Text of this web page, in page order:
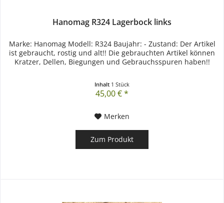
Hanomag R324 Lagerbock links
Marke: Hanomag Modell: R324 Baujahr: - Zustand: Der Artikel
ist gebraucht, rostig und alt!! Die gebrauchten Artikel können
Kratzer, Dellen, Biegungen und Gebrauchsspuren haben!!
Inhalt 1 Stück
45,00 € *
Merken
Zum Produkt